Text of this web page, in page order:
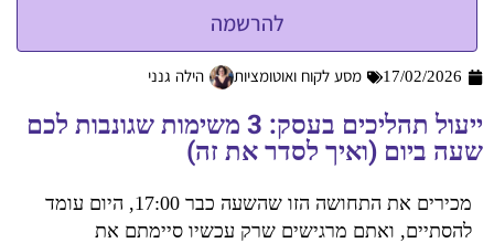
להרשמה
17/02/2026 מסע לקוח ואוטומציות הילה גנני
ייעול תהליכים בעסק: 3 משימות שגונבות לכם
שעה ביום (ואיך לסדר את זה)
מכירים את התחושה הזו שהשעה כבר 17:00, היום עומד
להסתיים, ואתם מרגישים שרק עכשיו סיימתם את